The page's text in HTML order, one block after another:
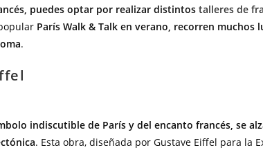
puedes optar por realizar distintos talleres de
París Walk & Talk en verano, recorren
.
indiscutible de París y del encanto francés, se
. Esta obra, diseñada por Gustave Eiffel para la